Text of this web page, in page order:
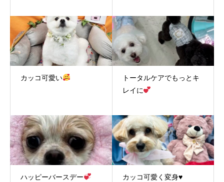
カッコ可愛い
トータルケアでもっとキ
レイに
ハッピーバースデー カッコ可愛く変身♥